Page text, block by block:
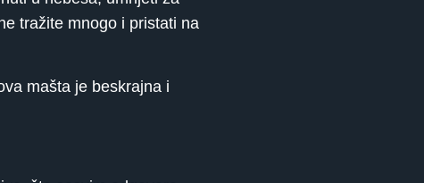
tražite mnogo i pristati na
mašta je beskrajna i